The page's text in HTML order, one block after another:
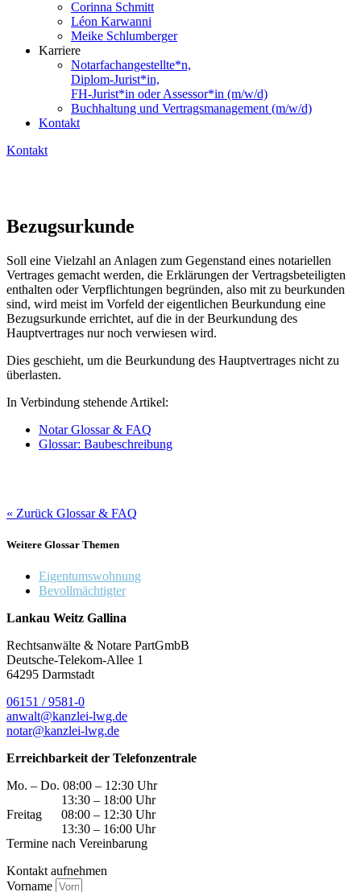
Corinna Schmitt
Léon Karwanni
Meike Schlumberger
Karriere
Notarfachangestellte*n,
Diplom-Jurist*in,
FH-Jurist*in oder Assessor*in (m/w/d)
Buchhaltung und Vertragsmanagement (m/w/d)
Kontakt
Kontakt
Bezugsurkunde
Soll eine Vielzahl an Anlagen zum Gegenstand eines notariellen
Vertrages gemacht werden, die Erklärungen der Vertragsbeteiligten
enthalten oder Verpflichtungen begründen, also mit zu beurkunden
sind, wird meist im Vorfeld der eigentlichen Beurkundung eine
Bezugsurkunde errichtet, auf die in der Beurkundung des
Hauptvertrages nur noch verwiesen wird.
Dies geschieht, um die Beurkundung des Hauptvertrages nicht zu
überlasten.
In Verbindung stehende Artikel:
Notar Glossar & FAQ
Glossar: Baubeschreibung
« Zurück Glossar & FAQ
Weitere Glossar Themen
Eigentumswohnung
Bevollmächtigter
Lankau Weitz Gallina
Rechtsanwälte & Notare PartGmbB
Deutsche-Telekom-Allee 1
64295 Darmstadt
06151 / 9581-0
anwalt@kanzlei-lwg.de
notar@kanzlei-lwg.de
Erreichbarkeit der Telefonzentrale
Mo. – Do. 08:00 – 12:30 Uhr
13:30 – 18:00 Uhr
Freitag 08:00 – 12:30 Uhr
13:30 – 16:00 Uhr
Termine nach Vereinbarung
Kontakt aufnehmen
Vorname